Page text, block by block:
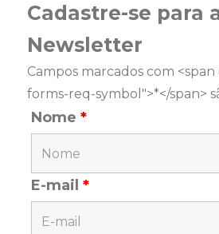
Cadastre-se para
Newsletter
Campos marcados com <span
forms-req-symbol">*</span>
Nome*
E-mail*